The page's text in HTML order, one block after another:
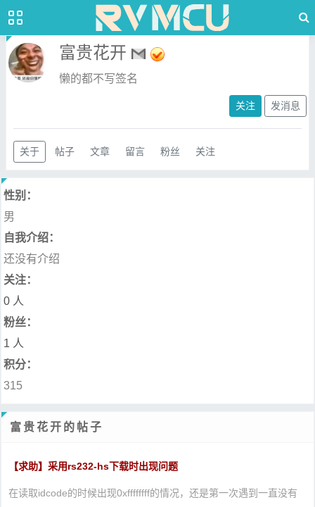
富贵花开
懒的都不写签名
关注 发消息
关于 帖子 文章 留言 粉丝 关注
性别：
男
自我介绍：
还没有介绍
关注：
0 人
粉丝：
1 人
积分：
315
富贵花开的帖子
【求助】采用rs232-hs下载时出现问题
在读取idcode的时候出现0xffffffff的情况，还是第一次遇到一直没有